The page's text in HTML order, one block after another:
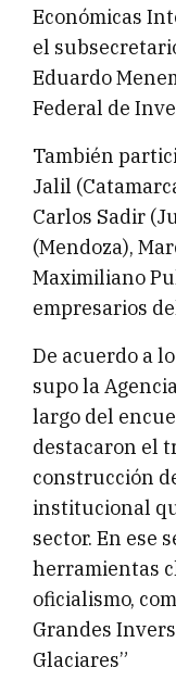
Económicas
el
Eduardo
Federal de
También
Jalil
Carlos Sadir
(Mendoza),
Maximiliano
empresarios
De acuerdo a
supo la
largo del
destacaron el
construcción
institucional
sector. En ese
herramientas
oficialismo,
Grandes
Glaciares”